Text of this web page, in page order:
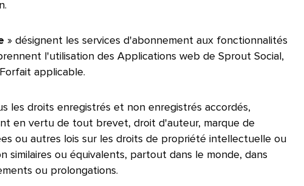
» désignent les services d'abonnement aux fonctionnalités
l'utilisation des Applications web de Sprout Social,
applicable.​​
les droits enregistrés et non enregistrés accordés,
en vertu de tout brevet, droit d'auteur, marque de
ou autres lois sur les droits de propriété intellectuelle ou
ou équivalents, partout dans le monde, dans
ou prolongations.​​